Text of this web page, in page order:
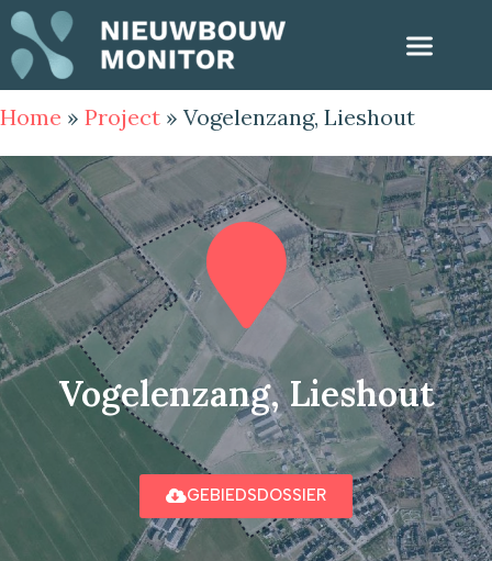
Home » Project » Vogelenzang, Lieshout
Vogelenzang, Lieshout
GEBIEDSDOSSIER